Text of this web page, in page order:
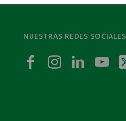
NUESTRAS REDES SOCIALES